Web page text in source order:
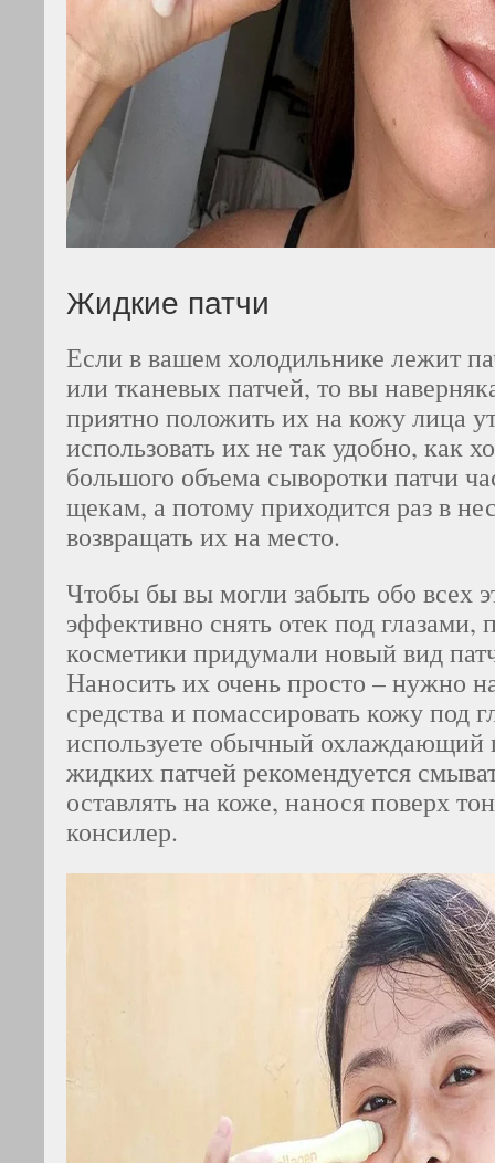
Жидкие патчи
Если в вашем холодильнике лежит
или тканевых патчей, то вы
приятно положить их на кожу лица
использовать их не так удобно, как
большого объема сыворотки патчи
щекам, а потому приходится раз в
возвращать их на место.
Чтобы бы вы могли забыть обо всех
эффективно снять отек под глазами,
косметики придумали новый вид
Наносить их очень просто – нужно
средства и помассировать кожу под
используете обычный охлаждающий
жидких патчей рекомендуется
оставлять на коже, нанося поверх
консилер.